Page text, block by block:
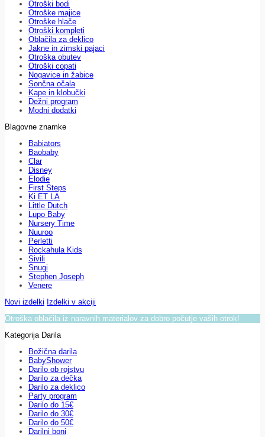
Otroški bodi
Otroške majice
Otroške hlače
Otroški kompleti
Oblačila za deklico
Jakne in zimski pajaci
Otroška obutev
Otroški copati
Nogavice in žabice
Sončna očala
Kape in klobučki
Dežni program
Modni dodatki
Blagovne znamke
Babiators
Baobaby
Clar
Disney
Elodie
First Steps
Ki ET LA
Little Dutch
Lupo Baby
Nursery Time
Nuuroo
Perletti
Rockahula Kids
Sivili
Snugi
Stephen Joseph
Venere
Novi izdelki Izdelki v akciji
Otroška oblačila iz naravnih materialov za dobro počutje vaših otrok!
Kategorija Darila
Božična darila
BabyShower
Darilo ob rojstvu
Darilo za dečka
Darilo za deklico
Party program
Darilo do 15€
Darilo do 30€
Darilo do 50€
Darilni boni